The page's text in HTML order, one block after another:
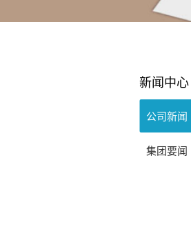
新闻中心
公司新闻
集团要闻